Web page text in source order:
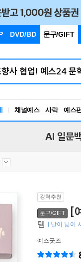
DVD/BD 문구/GIFT
채널예스 사락 예스
AI 일문
강력추천
문구/GIFT [
템
[ 날이 넓어
예스굿즈